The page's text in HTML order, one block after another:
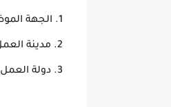
الجهة
مدينة
دولة